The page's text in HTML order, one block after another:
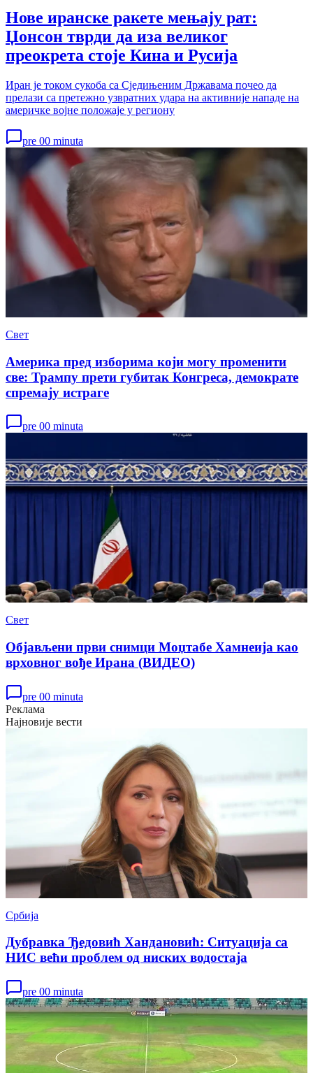
Нове иранске ракете мењају рат:
Џонсон тврди да иза великог
преокрета стоје Кина и Русија
Иран је током сукоба са Сједињеним Државама почео да
прелази са претежно узвратних удара на активније нападе на
америчке војне положаје у региону
pre 00 minuta
Свет
Америка пред изборима који могу променити
све: Трампу прети губитак Конгреса, демократе
спремају истраге
pre 00 minuta
Свет
Објављени први снимци Моџтабе Хамнеија као
врховног вође Ирана (ВИДЕО)
pre 00 minuta
Реклама
Најновије вести
Србија
Дубравка Ђедовић Хандановић: Ситуација са
НИС већи проблем од ниских водостаја
pre 00 minuta